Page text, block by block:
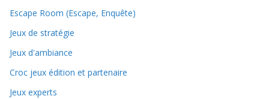
Escape Room (Escape, Enquête)
Jeux de stratégie
Jeux d'ambiance
Croc jeux édition et partenaire
Jeux experts